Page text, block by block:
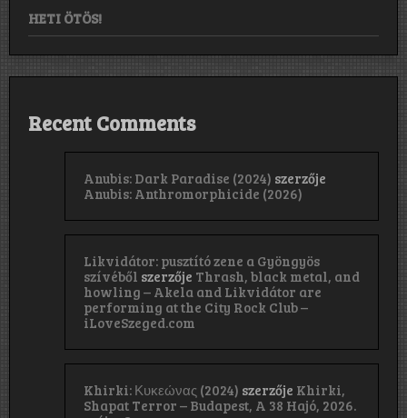
HETI ÖTÖS!
Recent Comments
Anubis: Dark Paradise (2024) szerzője
Anubis: Anthromorphicide (2026)
Likvidátor: pusztító zene a Gyöngyös
szívéből szerzője Thrash, black metal, and
howling – Akela and Likvidátor are
performing at the City Rock Club –
iLoveSzeged.com
Khirki: Κ​υ​κ​ε​ώ​ν​α​ς (2024) szerzője Khirki,
Shapat Terror – Budapest, A 38 Hajó, 2026.